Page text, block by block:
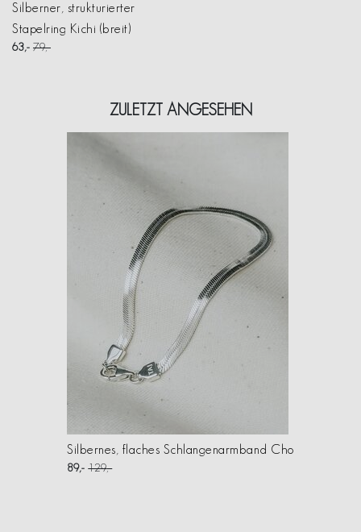
Silberner, strukturierter
Stapelring Kichi (breit)
63 79
ZULETZT ANGESEHEN
Silbernes, flaches Schlangenarmband Cho
89 129